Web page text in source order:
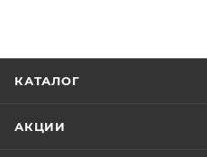
КАТАЛОГ
АКЦИИ